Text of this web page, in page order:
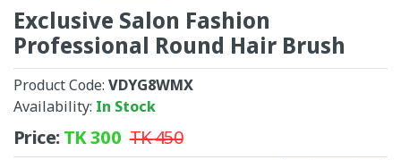
Exclusive Salon Fashion
Professional Round Hair Brush
Product Code: VDYG8WMX
Availability: In Stock
Price:TK300 TK450